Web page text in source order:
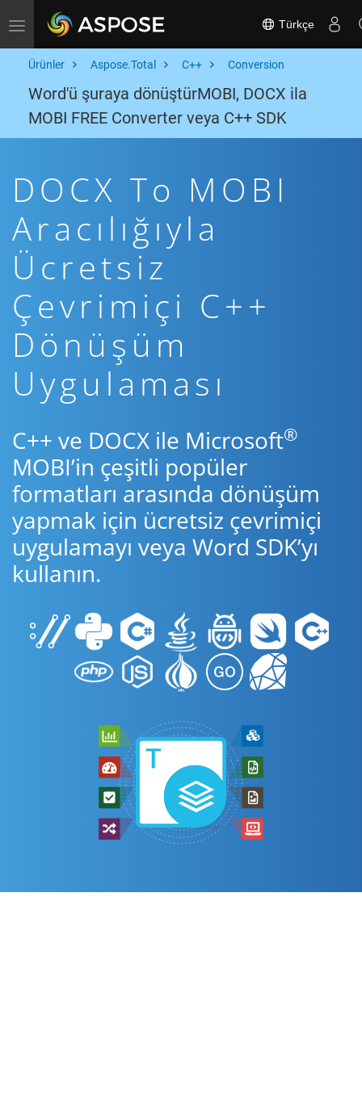
Toggle navigation Türkçe
Ürünler Aspose.Total C++ Conversion
Word'ü şuraya dönüştürMOBI, DOCX ila
MOBI FREE Converter veya C++ SDK
DOCX To MOBI
Aracılığıyla
Ücretsiz
Çevrimiçi C++
Dönüşüm
Uygulaması
C++ ve DOCX ile Microsoft®
MOBI’in çeşitli popüler
formatları arasında dönüşüm
yapmak için ücretsiz çevrimiçi
uygulamayı veya Word SDK’yı
kullanın.